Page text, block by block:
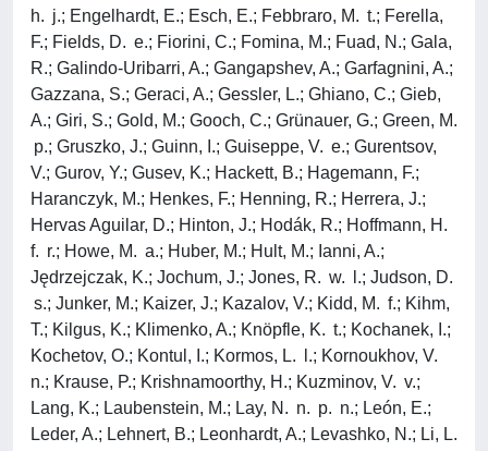
h. j.; Engelhardt, E.; Esch, E.; Febbraro, M. t.; Ferella,
F.; Fields, D. e.; Fiorini, C.; Fomina, M.; Fuad, N.; Gala,
R.; Galindo-Uribarri, A.; Gangapshev, A.; Garfagnini, A.;
Gazzana, S.; Geraci, A.; Gessler, L.; Ghiano, C.; Gieb,
A.; Giri, S.; Gold, M.; Gooch, C.; Grünauer, G.; Green, M.
p.; Gruszko, J.; Guinn, I.; Guiseppe, V. e.; Gurentsov,
V.; Gurov, Y.; Gusev, K.; Hackett, B.; Hagemann, F.;
Haranczyk, M.; Henkes, F.; Henning, R.; Herrera, J.;
Hervas Aguilar, D.; Hinton, J.; Hodák, R.; Hoffmann, H.
f. r.; Howe, M. a.; Huber, M.; Hult, M.; Ianni, A.;
Jędrzejczak, K.; Jochum, J.; Jones, R. w. l.; Judson, D.
s.; Junker, M.; Kaizer, J.; Kazalov, V.; Kidd, M. f.; Kihm,
T.; Kilgus, K.; Klimenko, A.; Knöpfle, K. t.; Kochanek, I.;
Kochetov, O.; Kontul, I.; Kormos, L. l.; Kornoukhov, V.
n.; Krause, P.; Krishnamoorthy, H.; Kuzminov, V. v.;
Lang, K.; Laubenstein, M.; Lay, N. n. p. n.; León, E.;
Leder, A.; Lehnert, B.; Leonhardt, A.; Levashko, N.; Li, L.